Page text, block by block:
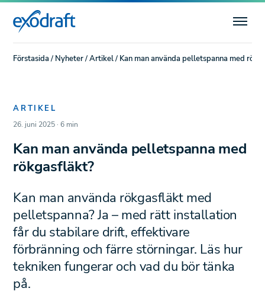
Förstasida/ Nyheter/Artikel/ Kan man använda pelletspanna med
ARTIKEL
26. juni 2025 · 6 min
Kan man använda pelletspanna med
rökgasfläkt?
Kan man använda rökgasfläkt med
pelletspanna? Ja – med rätt installation
får du stabilare drift, effektivare
förbränning och färre störningar. Läs hur
tekniken fungerar och vad du bör tänka
på.